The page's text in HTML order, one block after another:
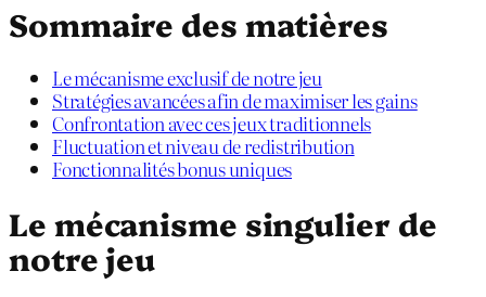
Sommaire des matières
Le mécanisme exclusif de notre jeu
Stratégies avancées afin de maximiser les gains
Confrontation avec ces jeux traditionnels
Fluctuation et niveau de redistribution
Fonctionnalités bonus uniques
Le mécanisme singulier de
notre jeu